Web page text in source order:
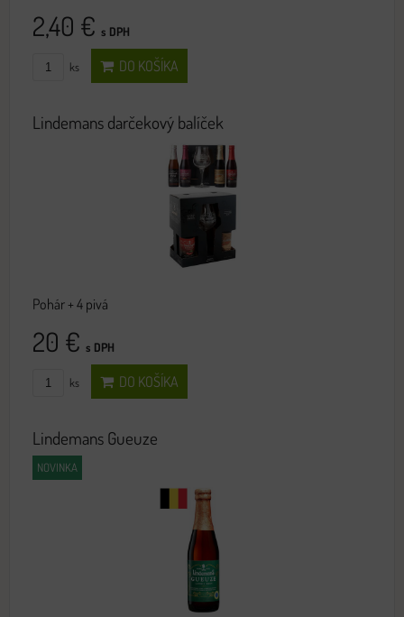
2,40 € s DPH
ks DO KOŠÍKA
Lindemans darčekový balíček
Pohár + 4 pivá
20 € s DPH
ks DO KOŠÍKA
Lindemans Gueuze
NOVINKA